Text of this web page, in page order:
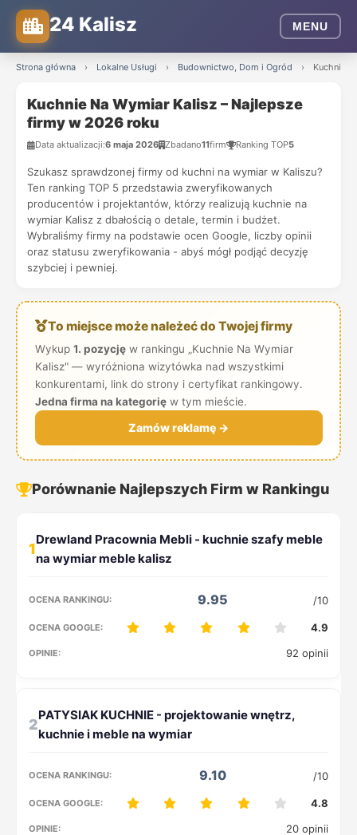
24 Kalisz MENU
Strona główna › Lokalne Usługi › Budownictwo, Dom i Ogród › Kuchnie
Kuchnie Na Wymiar Kalisz – Najlepsze
firmy w 2026 roku
Data aktualizacji:6 maja 2026 Zbadano11firm Ranking TOP5
Szukasz sprawdzonej firmy od kuchni na wymiar w Kaliszu?
Ten ranking TOP 5 przedstawia zweryfikowanych
producentów i projektantów, którzy realizują kuchnie na
wymiar Kalisz z dbałością o detale, termin i budżet.
Wybraliśmy firmy na podstawie ocen Google, liczby opinii
oraz statusu zweryfikowania - abyś mógł podjąć decyzję
szybciej i pewniej.
To miejsce może należeć do Twojej firmy
Wykup 1. pozycjęw rankingu „Kuchnie Na Wymiar
Kalisz" — wyróżniona wizytówka nad wszystkimi
konkurentami, link do strony i certyfikat rankingowy.
Jedna firma na kategorięw tym mieście.
Zamów reklamę →
Porównanie Najlepszych Firm w Rankingu
1
9.95 /10
4.9
92 opinii
2
9.10 /10
4.8
20 opinii